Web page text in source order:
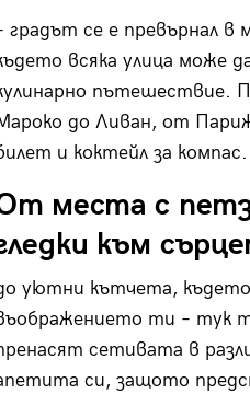
градът се е превърнал в
всяка улица може
пътешествие.
до Ливан, от
и коктейл за компас.
места с
към
уютни кътчета,
ти – тук
сетивата в
си, защото